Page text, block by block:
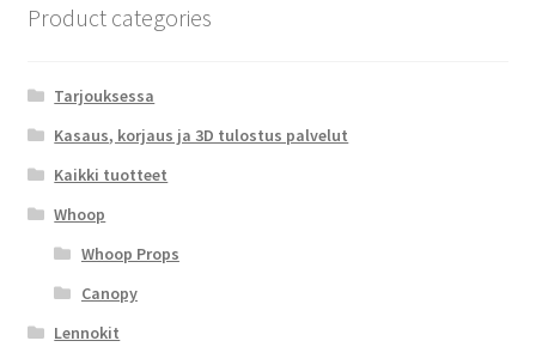
Product categories
Tarjouksessa
Kasaus, korjaus ja 3D tulostus palvelut
Kaikki tuotteet
Whoop
Whoop Props
Canopy
Lennokit